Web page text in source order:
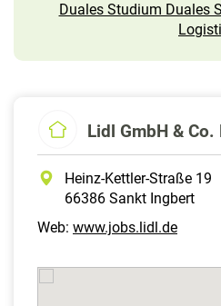
Duales Studium Duales
Lidl GmbH &
Heinz-Kettler-Straße 19
66386 Sankt Ingbert
Web: www.jobs.lidl.de